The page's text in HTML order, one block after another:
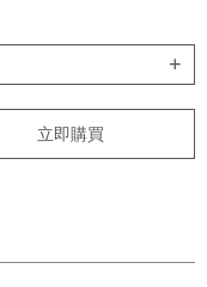
+
立即購買